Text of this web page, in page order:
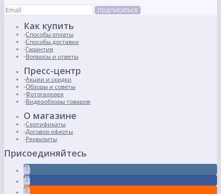
ПОДПИСАТЬСЯ
Как купить
Способы оплаты
Способы доставки
Гарантия
Вопросы и ответы
Пресс-центр
Акции и скидки
Обзоры и советы
Фотогалерея
Видеообзоры товаров
О магазине
Сертификаты
Договор оферты
Реквизиты
Присоединяйтесь